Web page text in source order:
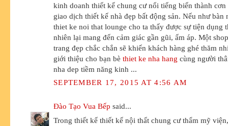
kinh doanh thiết kế chung cư nổi tiếng biến thành cơn
giao dịch thiết kế nhà đẹp bất động sản. Nếu như bàn
thiet ke noi that lounge cho ta thấy được sự tiện dụng
nhiên lại mang đến cảm giác gần gũi, ấm áp. Một
trang đẹp chắc chắn sẽ khiến khách hàng ghé thăm
giới thiệu cho bạn bè thiet ke nha hang cùng người
nha dep tiềm năng kinh ...
SEPTEMBER 17, 2015 AT 4:56 AM
Đào Tạo Vua Bếp said...
Trong thiết kế thiết kế nội thất chung cư thẩm mỹ